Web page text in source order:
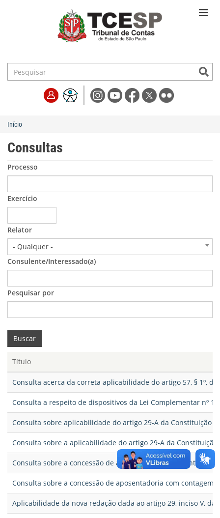
Início
Consultas
Processo
Exercício
Relator
- Qualquer -
Consulente/Interessado(a)
Pesquisar por
Buscar
Título
Consulta acerca da correta aplicabilidade do artigo 57, § 1º,
Consulta a respeito de dispositivos da Lei Complementar nº
Consulta sobre aplicabilidade do artigo 29-A da Constituição
Consulta sobre a aplicabilidade do artigo 29-A da
Consulta sobre a concessão de aposentadoria com contagem
Consulta sobre a concessão de aposentadoria com contagem
Aplicabilidade da nova redação dada ao artigo 29, inciso V,